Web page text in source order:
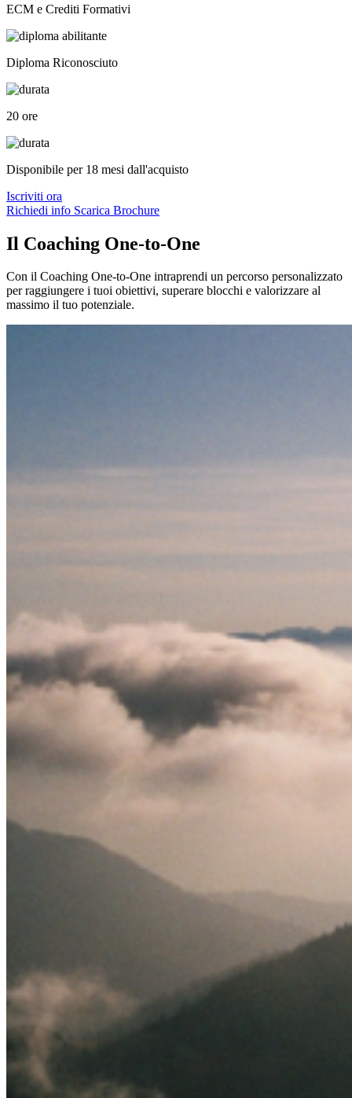
ECM e Crediti Formativi
Diploma Riconosciuto
20 ore
Disponibile per 18 mesi dall'acquisto
Iscriviti ora
Richiedi info Scarica Brochure
Il Coaching One-to-One
Con il Coaching One-to-One intraprendi un percorso personalizzato
per raggiungere i tuoi obiettivi, superare blocchi e valorizzare al
massimo il tuo potenziale.